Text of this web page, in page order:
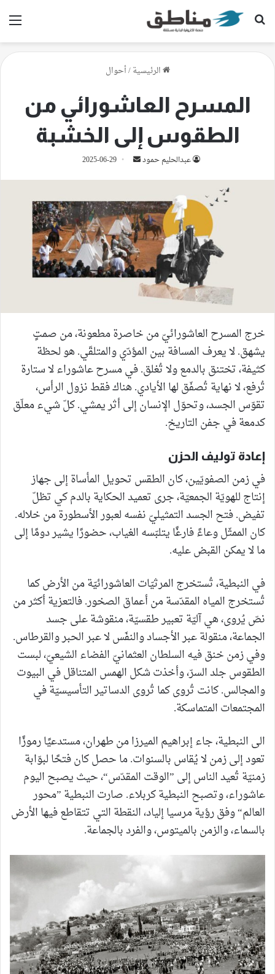
بحث عن
الرئيسية/أحوال
المسرح العاشورائي من
الطقوس إلى الخشبة
عبدالحليم حمود
أرسل 2025-06-29
خرج المسرح العاشورائيّ من خاصرة مطعونة، من صمتٍ
يشهق. لا يعرف المسافة بين المؤدّي والمتلقّي. هو لحظة
كثيفة، تختنق بالدمع ولا تُغلق. في مسرح عاشوراء لا ستارة
تُرفع، لا نهاية تُصفّق لها الأيادي. هناك فقط نزول الرأس،
تقوّس الجسد، وتحوّل الإنسان إلى أثر يمشي. كلّ شيء معلّق
كدمعة في جفن التاريخ.
إعادة توليف الحزن
في زمن الصفويّين، كان الطقس تحويل المأساة إلى جهاز
إنتاج للهويّة الجمعيّة، جرى تعميد الحكاية بالدم كي تظلّ
تفيض. فتح الجسد التمثيليّ نفسه لعبور الأسطورة من خلاله.
كان الممثّل وعاءً فارغًا يتلبّسه الغياب، حضورًا يشير دومًا إلى
ما لا يمكن القبض عليه.
في النبطية، تُستخرج المرثيّات العاشورائيّة من الأرض كما
تُستخرج المياه المقدّسة من أعماق الصخور. فالتعزية أكثر من
نصّ يُروى، هي آليّة تعبير طقسيّة، منقوشة على جسد
الجماعة، منقولة عبر الأجساد والنفَس لا عبر الحبر والقرطاس.
وفي زمن خنق فيه السلطان العثمانيّ الفضاء الشيعيّ، لبست
الطقوس جلد السرّ، وأخذت شكل الهمس المتناقل في البيوت
والمجالس. كانت تُروى كما تُروى الدساتير التأسيسيّة في
المجتمعات المتماسكة.
الى النبطية، جاء إبراهيم الميرزا من طهران، مستدعيًا رموزًا
تعود إلى زمن لا يُقاس بالسنوات. ما حصل كان فتحًا لبوّابة
زمنيّة تُعيد الناس إلى ”الوقت المقدّس“، حيث يصبح اليوم
عاشوراء، وتصبح النبطية كربلاء. صارت النبطية ”محور
العالم“ وفق رؤية مرسيا إلياد، النقطة التي تتقاطع فيها الأرض
بالسماء، والزمن بالميتوس، والفرد بالجماعة.